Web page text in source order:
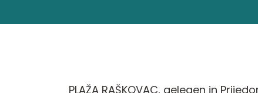
PLAŽA RAŠKOVAC, gelegen in